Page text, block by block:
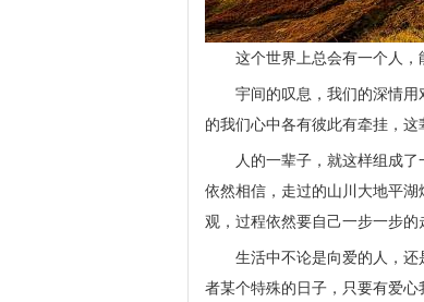
这个世界上总会有一个人，
宇间的叹息，我们的深情
的我们心中各有彼此有牵挂，
人的一辈子，就这样组成
依然相信，走过的山川大地平
观，过程依然要自己一步一步的
生活中不论是向爱的人，
者某个特殊的日子，只要有爱